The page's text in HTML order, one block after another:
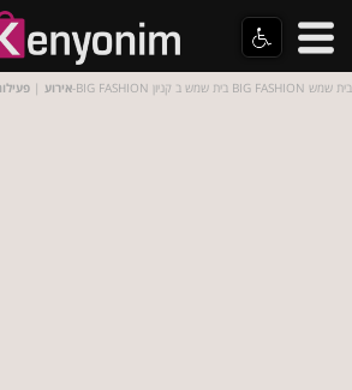
אירוע | :: המיניונים באים ל-BIG FASHION בית שמש ב קניון BIG FASHION בית שמש